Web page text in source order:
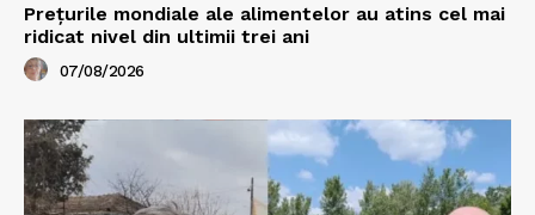
Prețurile mondiale ale alimentelor au atins cel mai
ridicat nivel din ultimii trei ani
07/08/2026